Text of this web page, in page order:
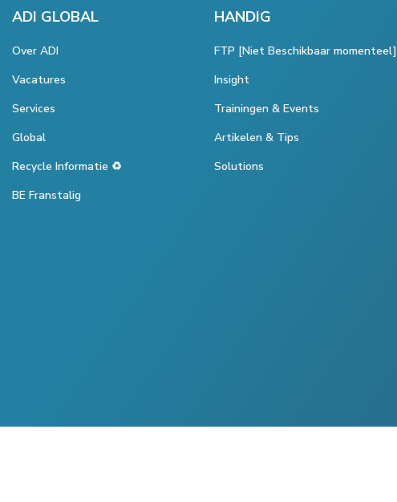
ADI GLOBAL
Over ADI
Vacatures
Services
Global
Recycle Informatie ♻️
BE Franstalig
HANDIG
FTP [Niet Beschikbaar momenteel]
Insight
Trainingen & Events
Artikelen & Tips
Solutions